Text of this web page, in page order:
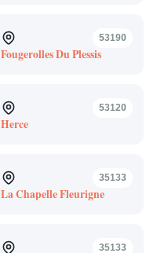
53190
Fougerolles Du Plessis
53120
Herce
35133
La Chapelle Fleurigne
35133